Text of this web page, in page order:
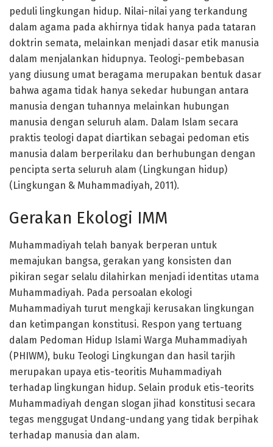
peduli lingkungan hidup. Nilai-nilai yang terkandung
dalam agama pada akhirnya tidak hanya pada tataran
doktrin semata, melainkan menjadi dasar etik manusia
dalam menjalankan hidupnya. Teologi-pembebasan
yang diusung umat beragama merupakan bentuk dasar
bahwa agama tidak hanya sekedar hubungan antara
manusia dengan tuhannya melainkan hubungan
manusia dengan seluruh alam. Dalam Islam secara
praktis teologi dapat diartikan sebagai pedoman etis
manusia dalam berperilaku dan berhubungan dengan
pencipta serta seluruh alam (Lingkungan hidup)
(Lingkungan & Muhammadiyah, 2011).
Gerakan Ekologi IMM
Muhammadiyah telah banyak berperan untuk
memajukan bangsa, gerakan yang konsisten dan
pikiran segar selalu dilahirkan menjadi identitas utama
Muhammadiyah. Pada persoalan ekologi
Muhammadiyah turut mengkaji kerusakan lingkungan
dan ketimpangan konstitusi. Respon yang tertuang
dalam Pedoman Hidup Islami Warga Muhammadiyah
(PHIWM), buku Teologi Lingkungan dan hasil tarjih
merupakan upaya etis-teoritis Muhammadiyah
terhadap lingkungan hidup. Selain produk etis-teorits
Muhammadiyah dengan slogan jihad konstitusi secara
tegas menggugat Undang-undang yang tidak berpihak
terhadap manusia dan alam.